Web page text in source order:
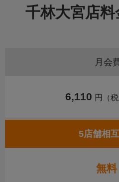
千林大宮店
月会
6,110 円（
5店舗相
無料